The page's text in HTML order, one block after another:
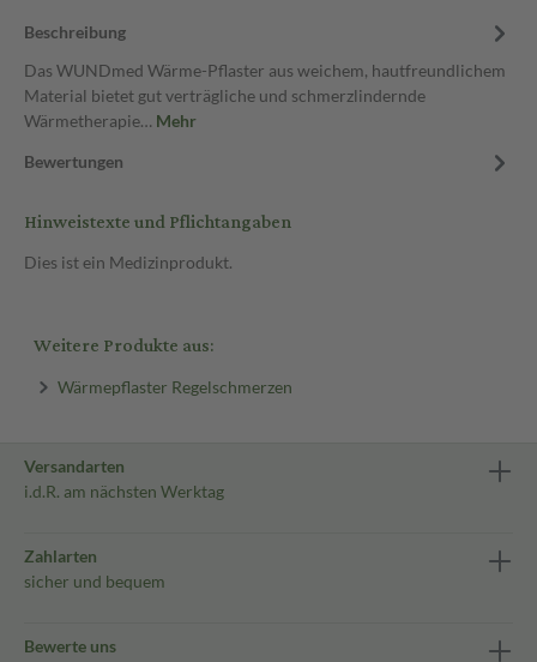
Beschreibung
Das WUNDmed Wärme-Pflaster aus weichem, hautfreundlichem
Material bietet gut verträgliche und schmerzlindernde
Wärmetherapie… Mehr
Bewertungen
Hinweistexte und Pflichtangaben
Dies ist ein Medizinprodukt.
Weitere Produkte aus:
Wärmepflaster Regelschmerzen
Versandarten
i.d.R. am nächsten Werktag
Zahlarten
sicher und bequem
Bewerte uns